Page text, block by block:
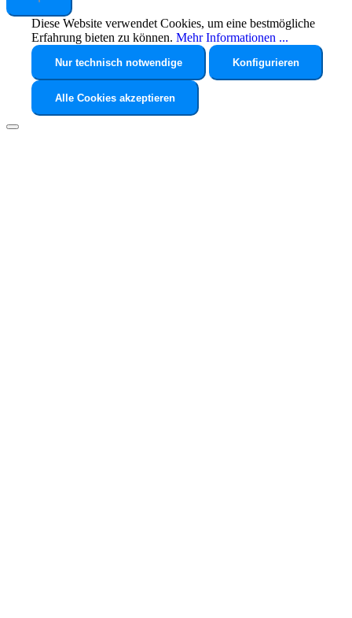
Diese Website verwendet Cookies, um eine bestmögliche
Erfahrung bieten zu können. Mehr Informationen ...
Nur technisch notwendige Konfigurieren
Alle Cookies akzeptieren